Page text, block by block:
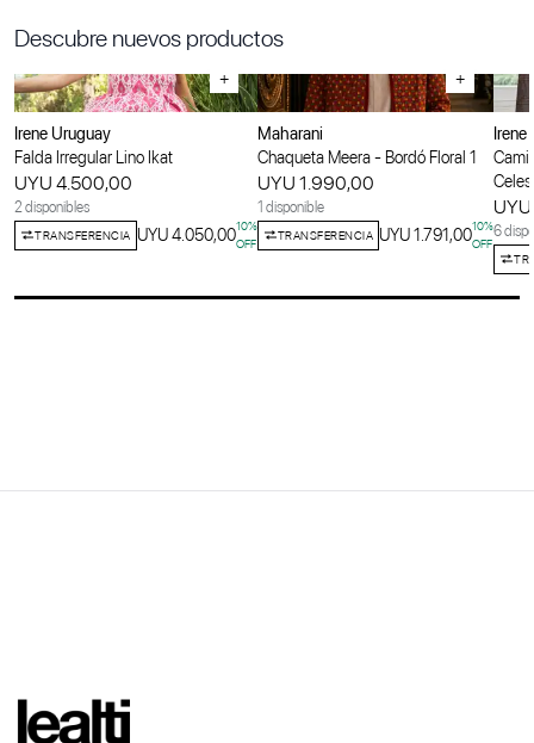
Descubre nuevos productos
+
Irene Uruguay
Falda Irregular Lino Ikat
UYU 4.500,00
2 disponibles
TRANSFERENCIA UYU 4.050,0010%
OFF
+
Maharani
Chaqueta Meera - Bordó Floral 1
UYU 1.990,00
1 disponible
TRANSFERENCIA UYU 1.791,0010%
OFF
Irene
6